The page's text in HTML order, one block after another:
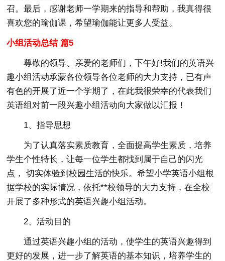
召。最后，感谢老师一学期来的指导和帮助，我真得很
喜欢您的瑜伽课，希望瑜伽能让更多人受益。
小组活动总结 篇5
尊敬的领导、亲爱的老师们，下午好!我们的英语兴
趣小组活动承蒙各位领导各位老师的大力支持，已有声
有色的开展了近一个学期了，在此我很荣幸的代表我们
英语组对前一段兴趣小组活动向大家做以汇报！
1、指导思想
为了认真落实素质教育，全面提高学生素质，培养
学生个性特长，让每一位学生都找到属于自己的闪光
点， 切实体验到校园生活的快乐。希望小学英语小组根
据学校的实际情况，依托**校领导的大力支持，在全校
开展了多种形式的英语兴趣小组活动。
2、活动目的
通过英语兴趣小组的活动，使学生的英语兴趣得到
更好的发展，进一步了解英语的基本知识，培养学生的